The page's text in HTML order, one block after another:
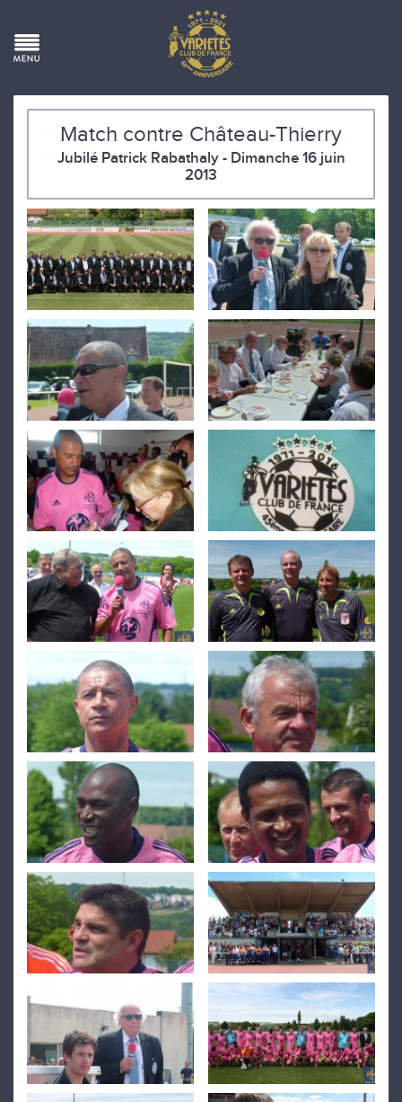
Match contre Château-Thierry
Jubilé Patrick Rabathaly - Dimanche 16 juin
2013